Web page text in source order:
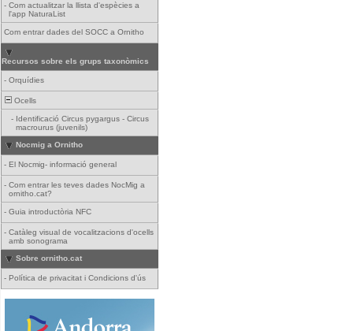
- Com actualitzar la llista d'espècies a
l'app NaturaList
Com entrar dades del SOCC a Ornitho
Recursos sobre els grups taxonòmics
- Orquídies
Ocells
- Identificació Circus pygargus - Circus
macrourus (juvenils)
Nocmig a Ornitho
- El Nocmig- informació general
- Com entrar les teves dades NocMig a
ornitho.cat?
- Guia introductòria NFC
- Catàleg visual de vocalitzacions d'ocells
amb sonograma
Sobre ornitho.cat
- Política de privacitat i Condicions d'ús